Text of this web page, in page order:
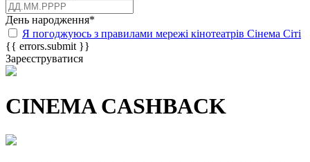
День народження*
Я погоджуюсь з правилами мережі кінотеатрів Сінема Сіті
{{ errors.submit }}
Зареєструватися
CINEMA CASHBACK